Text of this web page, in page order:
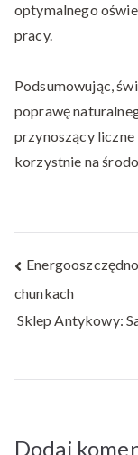
optymalnego
pracy.
Podsumowując,
poprawę
przynoszący
korzystnie na
wpisu
chunkach
Sklep Antykowy:
Dodaj